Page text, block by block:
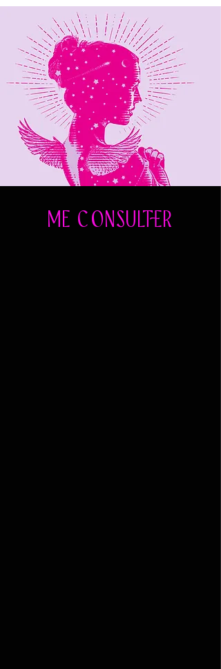
ME CONSULTER